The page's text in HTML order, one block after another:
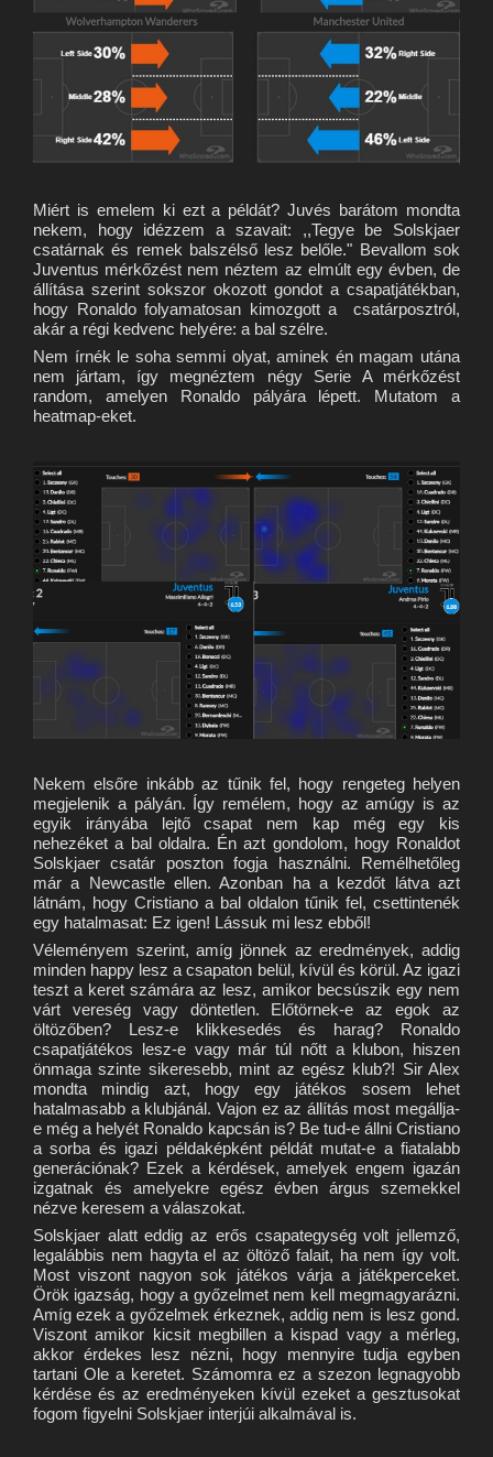
Miért is emelem ki ezt a példát? Juvés barátom mondta
nekem, hogy idézzem a szavait: ,,Tegye be Solskjaer
csatárnak és remek balszélső lesz belőle." Bevallom sok
Juventus mérkőzést nem néztem az elmúlt egy évben, de
állítása szerint sokszor okozott gondot a csapatjátékban,
hogy Ronaldo folyamatosan kimozgott a csatárposztról,
akár a régi kedvenc helyére: a bal szélre.
Nem írnék le soha semmi olyat, aminek én magam utána
nem jártam, így megnéztem négy Serie A mérkőzést
random, amelyen Ronaldo pályára lépett. Mutatom a
heatmap-eket.
Nekem elsőre inkább az tűnik fel, hogy rengeteg helyen
megjelenik a pályán. Így remélem, hogy az amúgy is az
egyik irányába lejtő csapat nem kap még egy kis
nehezéket a bal oldalra. Én azt gondolom, hogy Ronaldot
Solskjaer csatár poszton fogja használni. Remélhetőleg
már a Newcastle ellen. Azonban ha a kezdőt látva azt
látnám, hogy Cristiano a bal oldalon tűnik fel, csettintenék
egy hatalmasat: Ez igen! Lássuk mi lesz ebből!
Véleményem szerint, amíg jönnek az eredmények, addig
minden happy lesz a csapaton belül, kívül és körül. Az igazi
teszt a keret számára az lesz, amikor becsúszik egy nem
várt vereség vagy döntetlen. Előtörnek-e az egok az
öltözőben? Lesz-e klikkesedés és harag? Ronaldo
csapatjátékos lesz-e vagy már túl nőtt a klubon, hiszen
önmaga szinte sikeresebb, mint az egész klub?! Sir Alex
mondta mindig azt, hogy egy játékos sosem lehet
hatalmasabb a klubjánál. Vajon ez az állítás most megállja-
e még a helyét Ronaldo kapcsán is? Be tud-e állni Cristiano
a sorba és igazi példaképként példát mutat-e a fiatalabb
generációnak? Ezek a kérdések, amelyek engem igazán
izgatnak és amelyekre egész évben árgus szemekkel
nézve keresem a válaszokat.
Solskjaer alatt eddig az erős csapategység volt jellemző,
legalábbis nem hagyta el az öltöző falait, ha nem így volt.
Most viszont nagyon sok játékos várja a játékperceket.
Örök igazság, hogy a győzelmet nem kell megmagyarázni.
Amíg ezek a győzelmek érkeznek, addig nem is lesz gond.
Viszont amikor kicsit megbillen a kispad vagy a mérleg,
akkor érdekes lesz nézni, hogy mennyire tudja egyben
tartani Ole a keretet. Számomra ez a szezon legnagyobb
kérdése és az eredményeken kívül ezeket a gesztusokat
fogom figyelni Solskjaer interjúi alkalmával is.